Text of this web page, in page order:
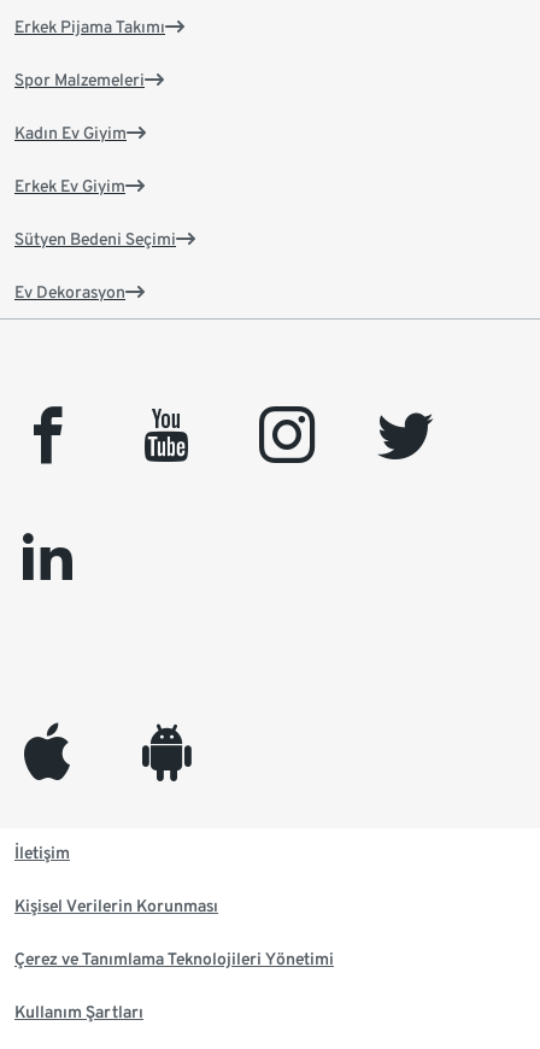
Erkek Pijama Takımı
Spor Malzemeleri
Kadın Ev Giyim
Erkek Ev Giyim
Sütyen Bedeni Seçimi
Ev Dekorasyon
facebook youtube instagram
twitter
linkedin
appleinc android
İletişim
Kişisel Verilerin Korunması
Çerez ve Tanımlama Teknolojileri Yönetimi
Kullanım Şartları